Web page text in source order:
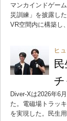
マンカインドゲー
災訓練」を披露し
VR空間内に構築し
ヒ
Diver-Xは2026年6
た。電磁場トラッ
を実現した。民生